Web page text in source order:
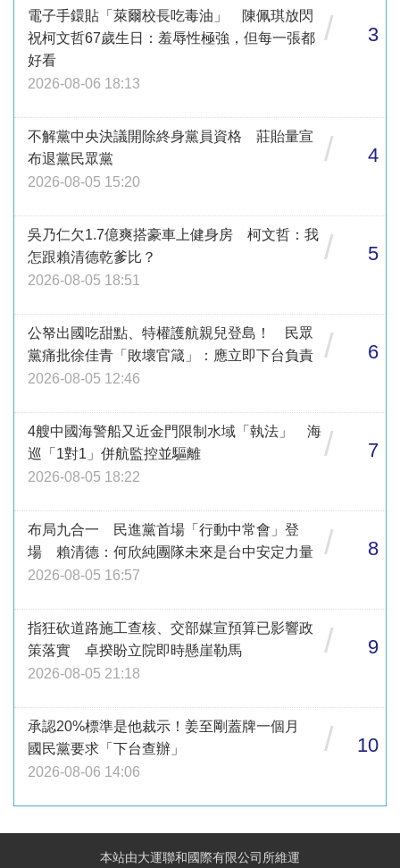
電子手鐶貼「萊爾校長吃毒油」 陳佩琪放閃
祝柯文哲67歲生日：羞辱性極強，但每一張都
好看
2026-08-06 18:13
/ 3
不解黨中央決議開除終身黨員資格 莊貽量宣
布退黨民眾黨
2026-08-05 15:20
/ 4
吳乃仁欠1.7億爽搭豪車上健身房 柯文哲：我
怎跟賴清德乾爹比？
2026-08-05 18:51
/ 5
公帑出國吃甜點、特權護航親兒登島！ 民眾
黨痛批徐佳青「敗壞官箴」：應立即下台負責
2026-08-05 12:46
/ 6
4艘中國海警船又近金門限制水域「執法」 海
巡「1對1」併航監控並驅離
2026-08-05 18:22
/ 7
布局九合一 民進黨首場「行動中常會」登
場 賴清德：何欣純團隊未來是台中安定力量
2026-08-05 16:57
/ 8
指狂砍道路施工查核、交部媒宣預算已影響政
策落實 卓揆盼立院即時懸崖勒馬
2026-08-05 21:18
/ 9
承認20%標準是他裁示！姜至剛蓋牌一個月
國民黨要求「下台查辦」
2026-08-06 14:06
/ 10
本站由大運聯和國際有限公司所維運